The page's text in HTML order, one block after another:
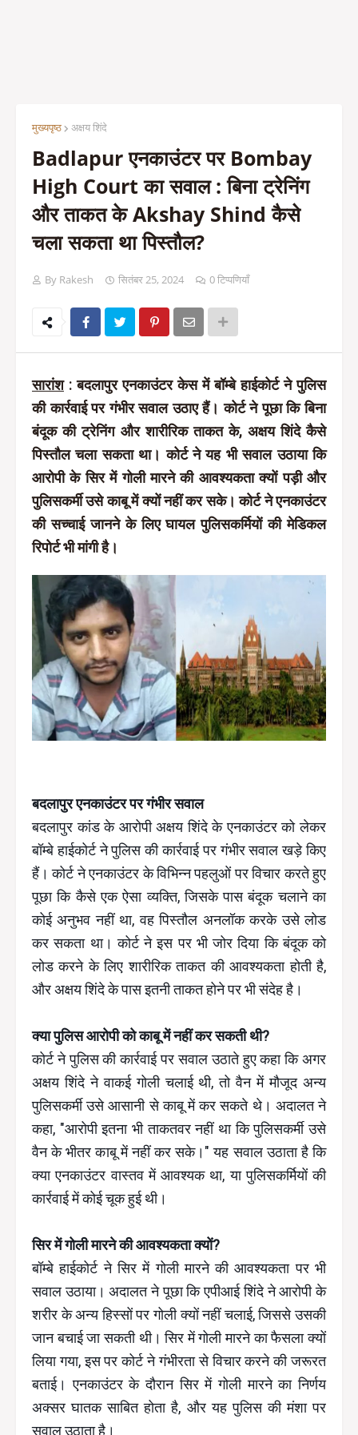
मुख्यपृष्ठ अक्षय शिंदे
Badlapur एनकाउंटर पर Bombay
High Court का सवाल : बिना ट्रेनिंग
और ताकत के Akshay Shind कैसे
चला सकता था पिस्तौल?
By Rakesh सितंबर 25, 2024 0 टिप्पणियाँ
सारांश: बदलापुर एनकाउंटर केस में बॉम्बे हाईकोर्ट ने पुलिस
की कार्रवाई पर गंभीर सवाल उठाए हैं। कोर्ट ने पूछा कि बिना
बंदूक की ट्रेनिंग और शारीरिक ताकत के, अक्षय शिंदे कैसे
पिस्तौल चला सकता था। कोर्ट ने यह भी सवाल उठाया कि
आरोपी के सिर में गोली मारने की आवश्यकता क्यों पड़ी और
पुलिसकर्मी उसे काबू में क्यों नहीं कर सके। कोर्ट ने एनकाउंटर
की सच्चाई जानने के लिए घायल पुलिसकर्मियों की मेडिकल
रिपोर्ट भी मांगी है।
बदलापुर एनकाउंटर पर गंभीर सवाल
बदलापुर कांड के आरोपी अक्षय शिंदे के एनकाउंटर को लेकर
बॉम्बे हाईकोर्ट ने पुलिस की कार्रवाई पर गंभीर सवाल खड़े किए
हैं। कोर्ट ने एनकाउंटर के विभिन्न पहलुओं पर विचार करते हुए
पूछा कि कैसे एक ऐसा व्यक्ति, जिसके पास बंदूक चलाने का
कोई अनुभव नहीं था, वह पिस्तौल अनलॉक करके उसे लोड
कर सकता था। कोर्ट ने इस पर भी जोर दिया कि बंदूक को
लोड करने के लिए शारीरिक ताकत की आवश्यकता होती है,
और अक्षय शिंदे के पास इतनी ताकत होने पर भी संदेह है।
क्या पुलिस आरोपी को काबू में नहीं कर सकती थी?
कोर्ट ने पुलिस की कार्रवाई पर सवाल उठाते हुए कहा कि अगर
अक्षय शिंदे ने वाकई गोली चलाई थी, तो वैन में मौजूद अन्य
पुलिसकर्मी उसे आसानी से काबू में कर सकते थे। अदालत ने
कहा, "आरोपी इतना भी ताकतवर नहीं था कि पुलिसकर्मी उसे
वैन के भीतर काबू में नहीं कर सके।" यह सवाल उठाता है कि
क्या एनकाउंटर वास्तव में आवश्यक था, या पुलिसकर्मियों की
कार्रवाई में कोई चूक हुई थी।
सिर में गोली मारने की आवश्यकता क्यों?
बॉम्बे हाईकोर्ट ने सिर में गोली मारने की आवश्यकता पर भी
सवाल उठाया। अदालत ने पूछा कि एपीआई शिंदे ने आरोपी के
शरीर के अन्य हिस्सों पर गोली क्यों नहीं चलाई, जिससे उसकी
जान बचाई जा सकती थी। सिर में गोली मारने का फैसला क्यों
लिया गया, इस पर कोर्ट ने गंभीरता से विचार करने की जरूरत
बताई। एनकाउंटर के दौरान सिर में गोली मारने का निर्णय
अक्सर घातक साबित होता है, और यह पुलिस की मंशा पर
सवाल उठाता है।